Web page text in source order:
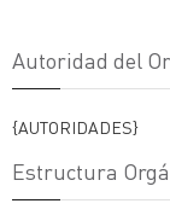
Autoridad del
{AUTORIDADES}
Estructura